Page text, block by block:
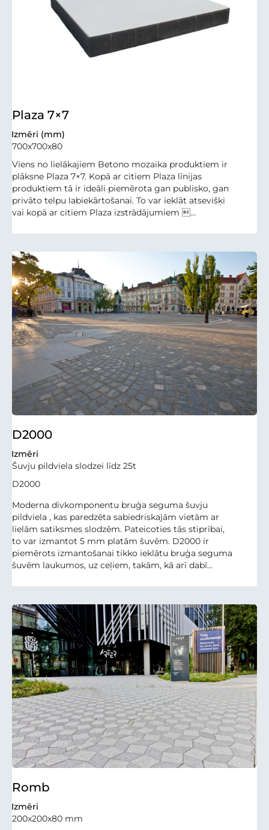
Plaza 7×7
Izmēri (mm)
700x700x80
Viens no lielākajiem Betono mozaika produktiem ir
plāksne Plaza 7×7. Kopā ar citiem Plaza līnijas
produktiem tā ir ideāli piemērota gan publisko, gan
privāto telpu labiekārtošanai. To var ieklāt atsevišķi
vai kopā ar citiem Plaza izstrādājumiem ...
D2000
Izmēri
Šuvju pildviela slodzei līdz 25t
D2000
Moderna divkomponentu bruģa seguma šuvju
pildviela , kas paredzēta sabiedriskajām vietām ar
lielām satiksmes slodzēm. Pateicoties tās stiprībai,
to var izmantot 5 mm platām šuvēm. D2000 ir
piemērots izmantošanai tikko ieklātu bruģa seguma
šuvēm laukumos, uz ceļiem, takām, kā arī dabī...
Romb
Izmēri
200x200x80 mm